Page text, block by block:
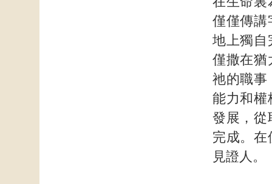
僅僅傳講
地上獨自
僅撒在猶
祂的職事
能力和權
發展，從
完成。在
見證人。